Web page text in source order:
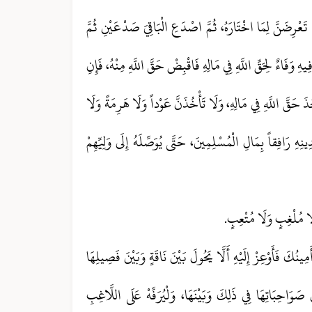
لِمَا اخْتَارَهُ، ثُمَّ اصْدَعِ الْبَاقِيَ صَدْعَيْنِ ثُمَّ
وَفَاءٌ لِحَقِّ اللَّهِ فِي مَالِهِ فَاقْبِضْ حَقَّ اللَّهِ مِنْهُ، فَإِنِ
اللَّهِ فِي مَالِهِ، وَلَا تَأْخُذَنَّ عَوْداً وَلَا هَرِمَةً وَلَا
رَافِقاً بِمَالِ الْمُسْلِمِينَ، حَتَّى يُوَصِّلَهُ إِلَى وَلِيِّهِمْ
مُلْغِبٍ وَلَا مُتْعِبٍ.
فَأَوْعِزْ إِلَيْهِ أَلَّا يَحُولَ بَيْنَ نَاقَةٍ وَبَيْنَ فَصِيلِهَا
فِي ذَلِكَ وَبَيْنَهَا، وَلْيُرَفِّهْ عَلَى اللَّاغِبِ